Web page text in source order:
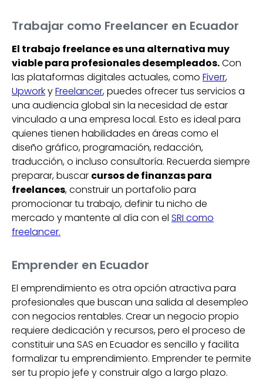
Trabajar como Freelancer en Ecuador
El trabajo freelance es una alternativa muy
viable para profesionales desempleados.Con
las plataformas digitales actuales, como Fiverr,
UpworkyFreelancer, puedes ofrecer tus servicios a
una audiencia global sin la necesidad de estar
vinculado a una empresa local. Esto es ideal para
quienes tienen habilidades en áreas como el
diseño gráfico, programación, redacción,
traducción, o incluso consultoría. Recuerda siempre
preparar, buscar cursos de finanzas para
freelances, construir un portafolio para
promocionar tu trabajo, definir tu nicho de
mercado y mantente al día con el SRI como
freelancer.
Emprender en Ecuador
El emprendimiento es otra opción atractiva para
profesionales que buscan una salida al desempleo
con negocios rentables. Crear un negocio propio
requiere dedicación y recursos, pero el proceso de
constituir una SAS en Ecuador es sencillo y facilita
formalizar tu emprendimiento. Emprender te permite
ser tu propio jefe y construir algo a largo plazo.